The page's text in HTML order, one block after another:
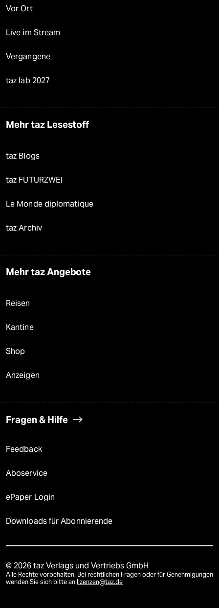
Vor Ort
Live im Stream
Vergangene
taz lab 2027
Mehr taz Lesestoff
taz Blogs
taz FUTURZWEI
Le Monde diplomatique
taz Archiv
Mehr taz Angebote
Reisen
Kantine
Shop
Anzeigen
Fragen & Hilfe
Feedback
Aboservice
ePaper Login
Downloads für Abonnierende
© 2026 taz Verlags und Vertriebs GmbH
Alle Rechte vorbehalten. Bei rechtlichen Fragen oder für Genehmigungen
wenden Sie sich bitte an lizenzen@taz.de